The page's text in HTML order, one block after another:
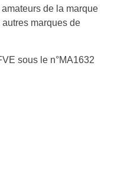
de la marque
marques de
sous le n°MA1632